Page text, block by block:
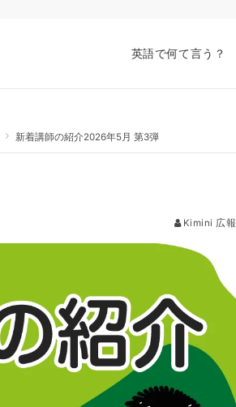
英語で何て言う？
新着講師の紹介2026年5月 第3弾
Kimini 広報